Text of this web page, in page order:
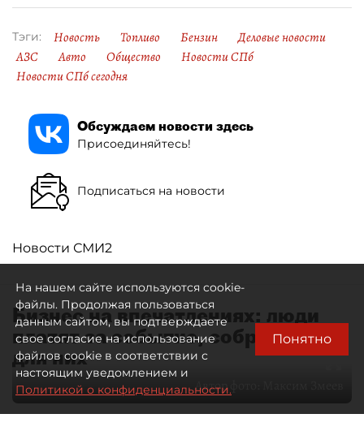
Тэги: Новость Топливо Бензин
Деловые новости
АЗС
Авто Общество
Новости СПб
Новости СПб сегодня
Обсуждаем новости здесь
Присоединяйтесь!
Подписаться на новости
Новости СМИ2
Бизнес на впечатлениях: люди
платят за событие, собранное
для них
Автор фото:
На нашем сайте используются cookie-
файлы. Продолжая пользоваться
данным сайтом, вы подтверждаете
свое согласие на использование
файлов cookie в соответствии с
настоящим уведомлением и
Политикой о конфиденциальности.
Понятно